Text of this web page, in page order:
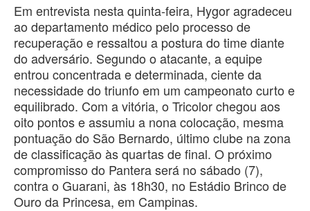
Em entrevista nesta quinta-feira, Hygor agradeceu
ao departamento médico pelo processo de
recuperação e ressaltou a postura do time diante
do adversário. Segundo o atacante, a equipe
entrou concentrada e determinada, ciente da
necessidade do triunfo em um campeonato curto e
equilibrado. Com a vitória, o Tricolor chegou aos
oito pontos e assumiu a nona colocação, mesma
pontuação do São Bernardo, último clube na zona
de classificação às quartas de final. O próximo
compromisso do Pantera será no sábado (7),
contra o Guarani, às 18h30, no Estádio Brinco de
Ouro da Princesa, em Campinas.